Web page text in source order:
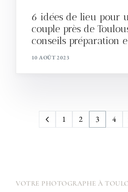
6 idées de lieu pour
couple près de
conseils préparation
10 AOÛT 2023
1 2 3 4
VOTRE PHOTOGRAPHE À